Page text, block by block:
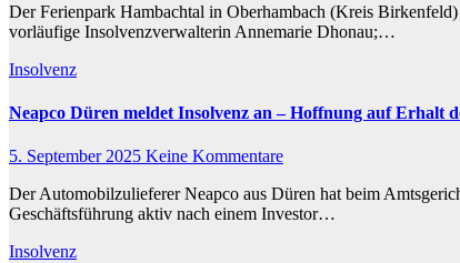
Der Ferienpark Hambachtal in Oberhambach (Kreis
vorläufige Insolvenzverwalterin Annemarie Dhonau;…
Insolvenz
Neapco Düren meldet Insolvenz an – Hoffnung auf Erhalt
5. September 2025 Keine Kommentare
Der Automobilzulieferer Neapco aus Düren hat beim
Geschäftsführung aktiv nach einem Investor…
Insolvenz